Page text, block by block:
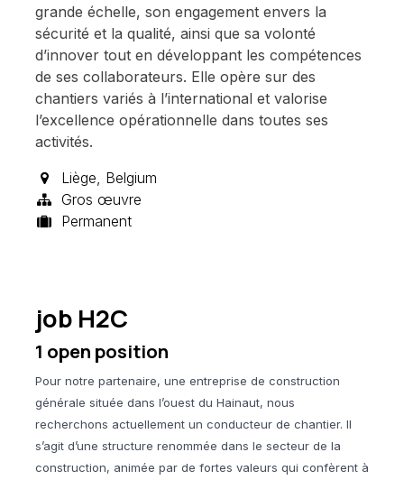
grande échelle, son engagement envers la
sécurité et la qualité, ainsi que sa volonté
d’innover tout en développant les compétences
de ses collaborateurs. Elle opère sur des
chantiers variés à l’international et valorise
l’excellence opérationnelle dans toutes ses
activités.
Liège, Belgium
Gros œuvre
Permanent
job H2C
1 open position
Pour notre partenaire, une entreprise de construction
générale située dans l’ouest du Hainaut, nous
recherchons actuellement un conducteur de chantier. Il
s’agit d’une structure renommée dans le secteur de la
construction, animée par de fortes valeurs qui confèrent à